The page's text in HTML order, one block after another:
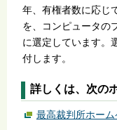
年、有権者数に応じ
を、コンピュータの
に選定しています。
付します。
詳しくは、次の
最高裁判所ホーム